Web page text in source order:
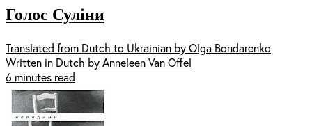
Голос Суліни
Translated from Dutch to Ukrainian by Olga Bondarenko
Written in Dutch by Anneleen Van Offel
6 minutes read